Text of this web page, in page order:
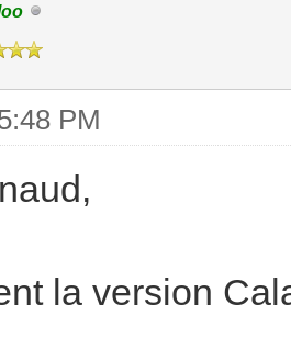
PM
la version